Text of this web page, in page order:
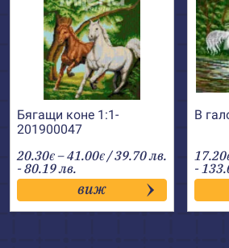
Бягащи коне 1:1-
201900047
20.30€ –41.00€Price
range:
20.30€
through
41.00€
/ 39.70 лв.
- 80.19 лв.
виж
В
17.20
-